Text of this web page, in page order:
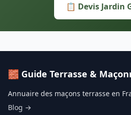
📋 Devis Jardin
🧱 Guide Terrasse &
Annuaire des maçons terrasse en
Blog →